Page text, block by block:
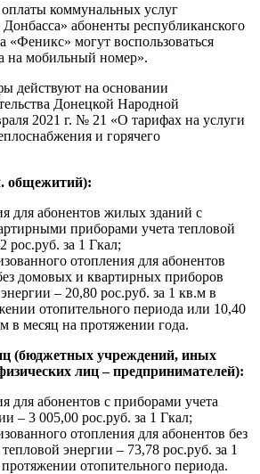
коммунальных услуг
абоненты республиканского
«Феникс» могут воспользоваться
на мобильный номер».
действуют на основании
Донецкой Народной
2021 г. № 21 «О тарифах на услуги
и горячего
общежитий):
для абонентов жилых зданий с
приборами учета тепловой
рос.руб. за 1 Гкал;
отопления для абонентов
домовых и квартирных приборов
– 20,80 рос.руб. за 1 кв.м в
отопительного периода или 10,40
в месяц на протяжении года.
(бюджетных учреждений, иных
лиц – предпринимателей):
для абонентов с приборами учета
– 3 005,00 рос.руб. за 1 Гкал;
отопления для абонентов без
энергии – 73,78 рос.руб. за 1
отопительного периода.